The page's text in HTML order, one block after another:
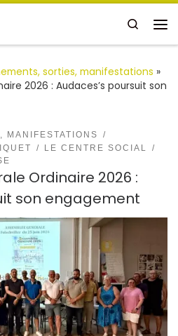
Search
sorties, manifestations »
2026 : Audaces’s poursuit son
MANIFESTATIONS
LE CENTRE SOCIAL
Ordinaire 2026 :
son engagement